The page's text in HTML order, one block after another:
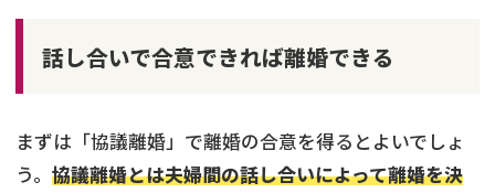
話し合いで合意できれば離婚できる
まずは「協議離婚」で離婚の合意を得るとよいでしょ
う。 協議離婚とは夫婦間の話し合いによって離婚を決